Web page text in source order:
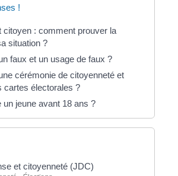
!
citoyen : comment prouver la
situation ?
faux et un usage de faux ?
cérémonie de citoyenneté et
cartes électorales ?
un jeune avant 18 ans ?
et citoyenneté (JDC)